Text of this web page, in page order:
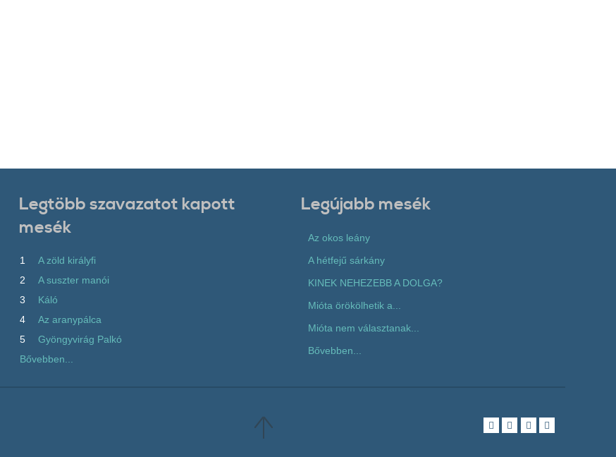
Legtöbb szavazatot kapott
mesék
1
A zöld királyfi
2
A suszter manói
3
Káló
4
Az aranypálca
5
Gyöngyvirág Palkó
Bővebben...
Legújabb mesék
Az okos leány
A hétfejű sárkány
KINEK NEHEZEBB A DOLGA?
Mióta örökölhetik a...
Mióta nem választanak...
Bővebben...